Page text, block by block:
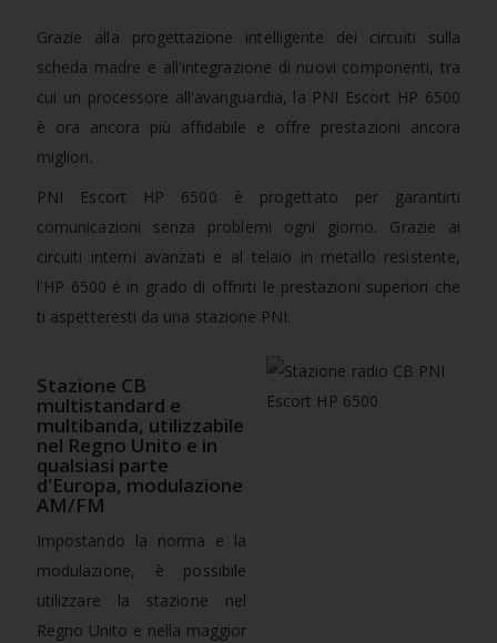
Grazie alla progettazione intelligente dei circuiti sulla
scheda madre e all'integrazione di nuovi componenti, tra
cui un processore all'avanguardia, la PNI Escort HP 6500
è ora ancora più affidabile e offre prestazioni ancora
migliori.
PNI Escort HP 6500 è progettato per garantirti
comunicazioni senza problemi ogni giorno. Grazie ai
circuiti interni avanzati e al telaio in metallo resistente,
l'HP 6500 è in grado di offrirti le prestazioni superiori che
ti aspetteresti da una stazione PNI.
Stazione CB
multistandard e
multibanda, utilizzabile
nel Regno Unito e in
qualsiasi parte
d'Europa, modulazione
AM/FM
Impostando la norma e la
modulazione, è possibile
utilizzare la stazione nel
Regno Unito e nella maggior